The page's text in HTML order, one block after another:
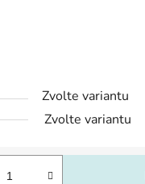
Zvolte variantu
Zvolte variantu